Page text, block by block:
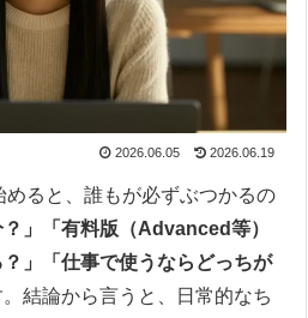
2026.06.05 2026.06.19
ると、誰もが必ずぶつかるの
？」「有料版（Advanced等）
」「仕事で使うならどっちが
結論から言うと、日常的なち